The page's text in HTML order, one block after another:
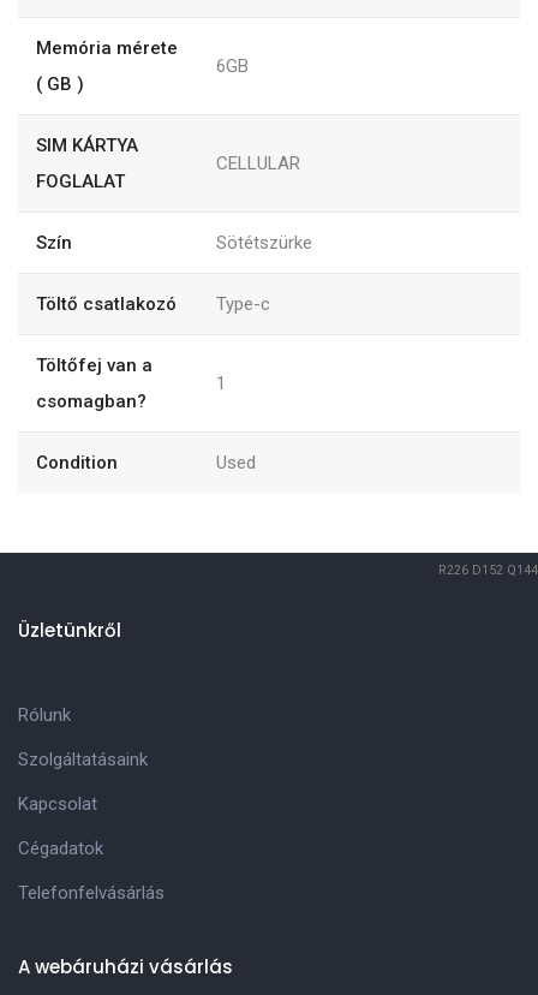
Memória mérete
( GB )
6GB
SIM KÁRTYA
FOGLALAT
CELLULAR
Szín Sötétszürke
Töltő csatlakozó Type-c
Töltőfej van a
csomagban?
1
Condition Used
R226 D152 Q144
Üzletünkről
Rólunk
Szolgáltatásaink
Kapcsolat
Cégadatok
Telefonfelvásárlás
A webáruházi vásárlás